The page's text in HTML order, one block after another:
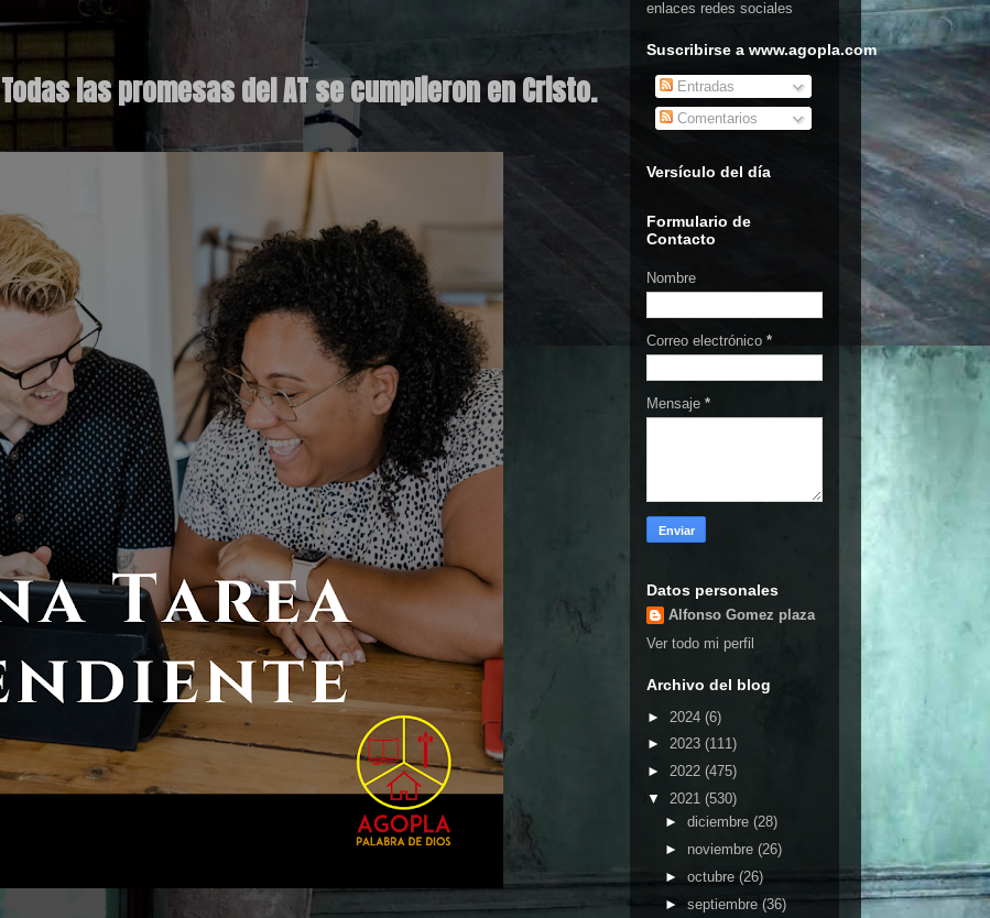
Todas las promesas del AT se cumplieron en Cristo.
enlaces redes sociales
Suscribirse a www.agopla.com
Entradas
Comentarios
Versículo del día
Formulario de
Contacto
Nombre
Correo electrónico *
Mensaje *
Datos personales
Alfonso Gomez plaza
Ver todo mi perfil
Archivo del blog
► 2024 (6)
► 2023 (111)
► 2022 (475)
▼ 2021 (530)
► diciembre (28)
► noviembre (26)
► octubre (26)
► septiembre (36)